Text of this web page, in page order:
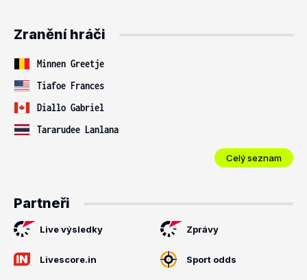
Zranění hráči
Minnen Greetje
Tiafoe Frances
Diallo Gabriel
Tararudee Lanlana
Celý seznam
Partneři
Live výsledky Zprávy
Livescore.in Sport odds